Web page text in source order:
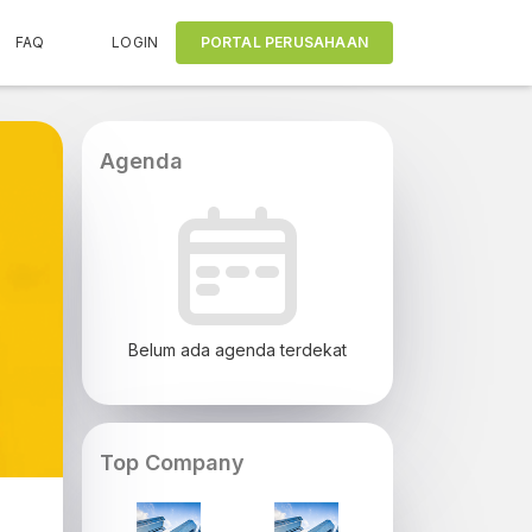
FAQ LOGIN PORTAL PERUSAHAAN
Agenda
Belum ada agenda terdekat
Top Company